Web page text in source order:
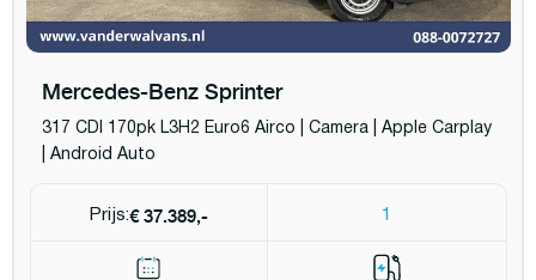
Mercedes-Benz Sprinter
317 CDI 170pk L3H2 Euro6 Airco | Camera | Apple Carplay
| Android Auto
Prijs:€ 37.389,- 1